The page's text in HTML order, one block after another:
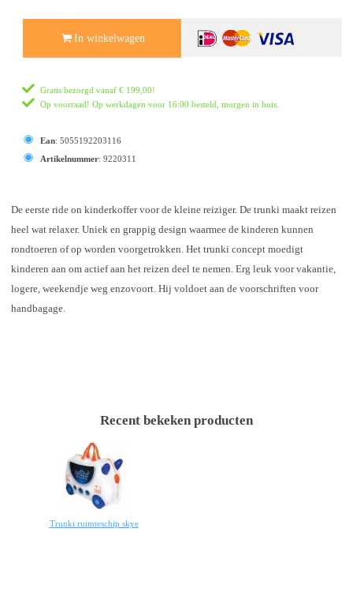
In winkelwagen
Gratis bezorgd vanaf € 199,00!
Op voorraad! Op werkdagen voor 16:00 besteld, morgen in huis.
Ean: 5055192203116
Artikelnummer: 9220311
De eerste ride on kinderkoffer voor de kleine reiziger. De trunki maakt reizen
heel wat relaxer. Uniek en grappig design waarmee de kinderen kunnen
rondtoeren of op worden voorgetrokken. Het trunki concept moedigt
kinderen aan om actief aan het reizen deel te nemen. Erg leuk voor vakantie,
logere, weekendje weg enzovoort. Hij voldoet aan de voorschriften voor
handbagage.
Recent bekeken producten
Trunki ruimteschip skye